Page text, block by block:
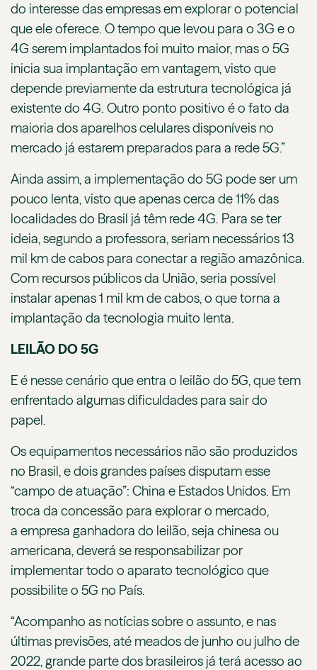
do interesse das empresas em explorar o potencial
que ele oferece. O tempo que levou para o 3G e o
4G serem implantados foi muito maior, mas o 5G
inicia sua implantação em vantagem, visto que
depende previamente da estrutura tecnológica já
existente do 4G. Outro ponto positivo é o fato da
maioria dos aparelhos celulares disponíveis no
mercado já estarem preparados para a rede 5G.”
Ainda assim, a implementação do 5G pode ser um
pouco lenta, visto que apenas cerca de 11% das
localidades do Brasil já têm rede 4G. Para se ter
ideia, segundo a professora, seriam necessários 13
mil km de cabos para conectar a região amazônica.
Com recursos públicos da União, seria possível
instalar apenas 1 mil km de cabos, o que torna a
implantação da tecnologia muito lenta.
LEILÃO DO 5G
E é nesse cenário que entra o leilão do 5G, que tem
enfrentado algumas dificuldades para sair do
papel.
Os equipamentos necessários não são produzidos
no Brasil, e dois grandes países disputam esse
“campo de atuação”: China e Estados Unidos. Em
troca da concessão para explorar o mercado,
a empresa ganhadora do leilão, seja chinesa ou
americana, deverá se responsabilizar por
implementar todo o aparato tecnológico que
possibilite o 5G no País.
“Acompanho as notícias sobre o assunto, e nas
últimas previsões, até meados de junho ou julho de
2022, grande parte dos brasileiros já terá acesso ao